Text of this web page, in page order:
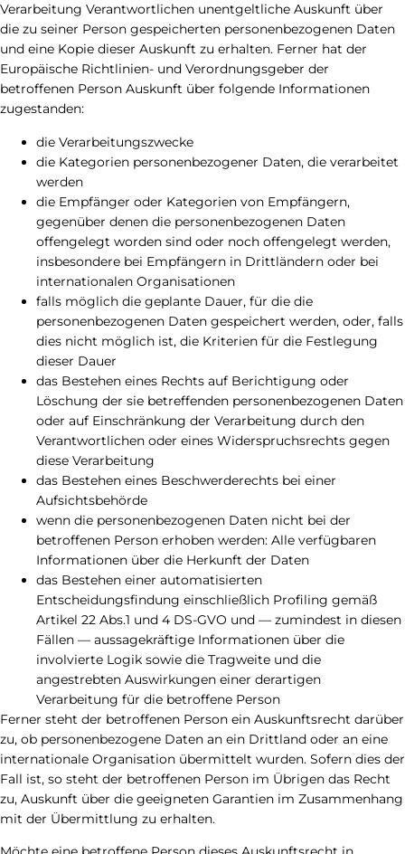
Verarbeitung Verantwortlichen unentgeltliche Auskunft über
die zu seiner Person gespeicherten personenbezogenen Daten
und eine Kopie dieser Auskunft zu erhalten. Ferner hat der
Europäische Richtlinien- und Verordnungsgeber der
betroffenen Person Auskunft über folgende Informationen
zugestanden:
die Verarbeitungszwecke
die Kategorien personenbezogener Daten, die verarbeitet
werden
die Empfänger oder Kategorien von Empfängern,
gegenüber denen die personenbezogenen Daten
offengelegt worden sind oder noch offengelegt werden,
insbesondere bei Empfängern in Drittländern oder bei
internationalen Organisationen
falls möglich die geplante Dauer, für die die
personenbezogenen Daten gespeichert werden, oder, falls
dies nicht möglich ist, die Kriterien für die Festlegung
dieser Dauer
das Bestehen eines Rechts auf Berichtigung oder
Löschung der sie betreffenden personenbezogenen Daten
oder auf Einschränkung der Verarbeitung durch den
Verantwortlichen oder eines Widerspruchsrechts gegen
diese Verarbeitung
das Bestehen eines Beschwerderechts bei einer
Aufsichtsbehörde
wenn die personenbezogenen Daten nicht bei der
betroffenen Person erhoben werden: Alle verfügbaren
Informationen über die Herkunft der Daten
das Bestehen einer automatisierten
Entscheidungsfindung einschließlich Profiling gemäß
Artikel 22 Abs.1 und 4 DS-GVO und — zumindest in diesen
Fällen — aussagekräftige Informationen über die
involvierte Logik sowie die Tragweite und die
angestrebten Auswirkungen einer derartigen
Verarbeitung für die betroffene Person
Ferner steht der betroffenen Person ein Auskunftsrecht darüber
zu, ob personenbezogene Daten an ein Drittland oder an eine
internationale Organisation übermittelt wurden. Sofern dies der
Fall ist, so steht der betroffenen Person im Übrigen das Recht
zu, Auskunft über die geeigneten Garantien im Zusammenhang
mit der Übermittlung zu erhalten.